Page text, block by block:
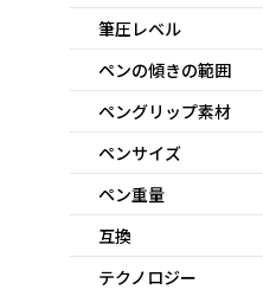
筆圧レベル
ペンの傾きの範囲
ペングリップ素材
ペンサイズ
ペン重量
互換
テクノロジー